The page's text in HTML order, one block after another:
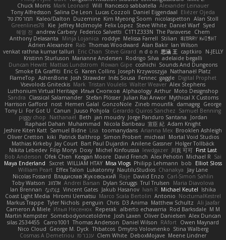
Chuck Morris Mark Leonard Will francesco sabbatella Alexander Leinauer
Tony Alfredsson Salina De Leon Lucas Cozzoli Daniel Eijgendaal Eliézer Ojeda
תמר פלג טל
Kaleo/Dalton Duzemine Kim Myeong Soom nicolaspetton Alan Stoll
Greenlines78
Kie Jeffrey McIlmoyle Felix Lopez Steve White Daniel Warf Syed
혜영 전 andrew Carbery Federico Salvetti C1T1Z333N The Paraverse Chem
Anthony Delasanta
Minja Lojanica roddye Melissa Farrell Stilian ꌃ꒒ꀎꋪꋪꌩ ꀘꈤꀤꁅꃅ꓄
Adrien Alexandre Rab Thomas Woodward Alan Bakir Ian Wilson
venkat rathna kumar talluri
Eric Chan Steve Girard n d o n 思涵 王 captkiro
N-JELLY
Kristinn Sturluson Marianne Andersen Rodrigo Silva adelaide begalli
Duncan Hewitt Mattias Lundstrom Rowan Gipe coshichi Sounds And Dungeons
Smoke EA Graffiti Eric G Karen Collins Joseph Krzywoszyja Nathanaël Platz
FlameTop AshenBone Josh Strawder Inês Sousa Fennec gaggle Digital Prophet
Vsevolods Gniteckis Mark Tristan Voulelis Walter Weaver Alex Stephens
Luthonium Virtual Heritage Илья Снопков Alphaology Arthur Moto Designshop
Sandra Classical Salamander Stefan Plösser Julian Rai Anwor Mythical X Customs
Harrison Gafford
nost Hemen Galal GonzoNole Zineb mounfik damageg George
Tony Li For Got U Canun Juuso Pohjola Gerardo Quiros Sanchez Samuel Benning
piggy chop
Nathanaël Beth jan moudry Jorge Panduro Santana
Jordan
Raphael Dahan Muhammad Nicola Baribeau 宣臣 紀 Adam Knight
Jeshire Kiten Katt Samuel Bidne Lisa toomanydans Arianna Mex Brooklen Ashleigh
Oliver Cretton
kiki Patrick Balthrop Simon Probert micheal
Mortal Void Studios
Mathias Kirkeby Jay Court Bart Paul Dujardin Anilene Gassner Holger Tollbäck
Nikita Lebedev Filip Morys Doxy Michel Kinfoussia lewdgazer 川頁 可可 First Last
Bob Anderson Ofek Chen Keegan Moore David French Alex Pehotin Michael R Sai
Maya Enderland
Sxcret WILLIAM HTAY Misa Vlogs Philipp Lehmann bob
Elliot Sloss
William Peart Effex Talon Lukatonny NautiluStudios Chanakya
Jay Lane
Nicolas Fossard Владислав Жуковський Raje Daviid Enzo Carl-Simon Sahlin
Toby Watson אלמוג Andrei Barsan Dylan Scruggs Trul Trulsen
Maria Diavolova
Ian Brennan なのは Vincent Gates Jakub Hasanov Ivan R Michael Keutel Ishika
Coast Light Media Hiromi Uematsu Marco Scala Bertolin Antonio NocturnalKestrel
Markus Trappe Tyler Nichols penguin Chris D3 Anima Matthew Schultz Ali Jaafar
Cameron A Miele Илья Несенюк Reperak alberto echavarria Rod Barksdale M M
Martin Kempster Somebodyoncetoldme Josh Laxen Oliver Danielsen Alex Duncan
silas 2534455
Carro1001 Thomas Anderson Daniel Wilson RAfort Owen Maynard
Nico Cloud George M. Dyck Thbatcos Dmytro Volovnenko Stina Walberg
Cosmas A Demetriou ענבר פז Clem White DeboxMojave Meene Lindner